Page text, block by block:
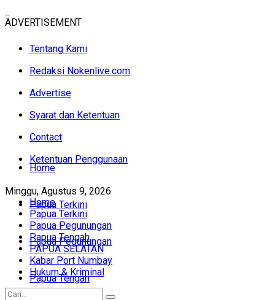
ADVERTISEMENT
Tentang Kami
Redaksi Nokenlive.com
Advertise
Syarat dan Ketentuan
Contact
Ketentuan Penggunaan
Minggu, Agustus 9, 2026
Home
Papua Terkini
Papua Pegunungan
Papua Tengah
Home
Papua Terkini
Papua Pegunungan
Papua Tengah
PAPUA SELATAN
Kabar Port Numbay
Hukum & Kriminal